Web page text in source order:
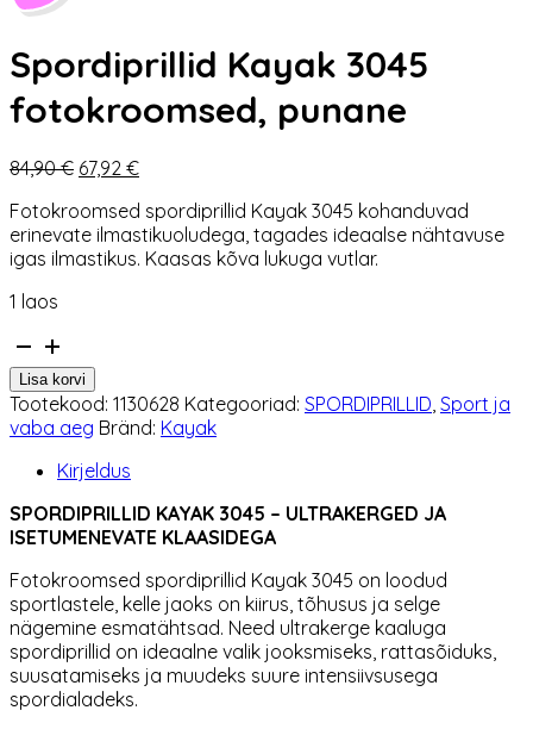
Spordiprillid Kayak 3045
fotokroomsed, punane
84,90€ Algne
oli:
84,90 €.
67,92 €Praegune
on:
67,92 €.
Fotokroomsed spordiprillid Kayak 3045 kohanduvad
erinevate ilmastikuoludega, tagades ideaalse nähtavuse
igas ilmastikus. Kaasas kõva lukuga vutlar.
1 laos
Spordiprillid
Kayak
3045
fotokroomsed,
punane
kogus
Lisa korvi
Tootekood: 1130628 Kategooriad: SPORDIPRILLID, Sport ja
vaba aeg Bränd: Kayak
Kirjeldus
SPORDIPRILLID KAYAK 3045 – ULTRAKERGED JA
ISETUMENEVATE KLAASIDEGA
Fotokroomsed spordiprillid Kayak 3045 on loodud
sportlastele, kelle jaoks on kiirus, tõhusus ja selge
nägemine esmatähtsad. Need ultrakerge kaaluga
spordiprillid on ideaalne valik jooksmiseks, rattasõiduks,
suusatamiseks ja muudeks suure intensiivsusega
spordialadeks.